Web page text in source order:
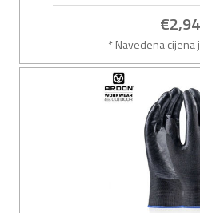
€2,94
* Navedena cijena